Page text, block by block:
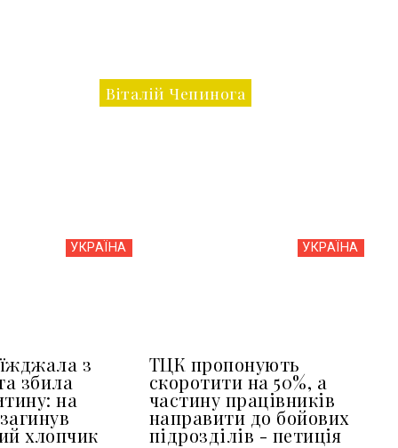
Віталій Чепинога
УКРАЇНА
з
збила
на
хлопчик
УКРАЇНА
ТЦК пропонують
скоротити на 50%, а
частину працівників
направити до бойових
підрозділів - петиція